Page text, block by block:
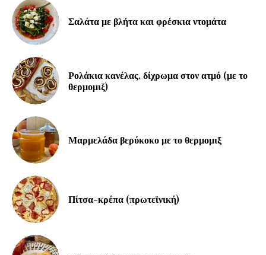
Σαλάτα με βλήτα και φρέσκια ντομάτα
Ρολάκια κανέλας, δίχρωμα στον ατμό (με το
θερμομιξ)
Μαρμελάδα βερύκοκο με το θερμομιξ
Πίτσα-κρέπα (πρωτεϊνική)